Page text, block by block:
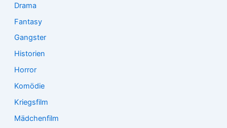
Drama
Fantasy
Gangster
Historien
Horror
Komödie
Kriegsfilm
Mädchenfilm